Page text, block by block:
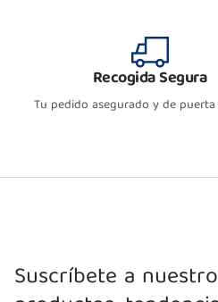
Recogida Segura
Tu pedido asegurado y de
Suscríbete a